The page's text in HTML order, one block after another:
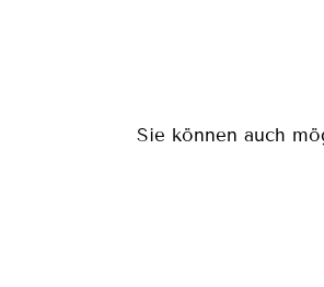
Sie können auch